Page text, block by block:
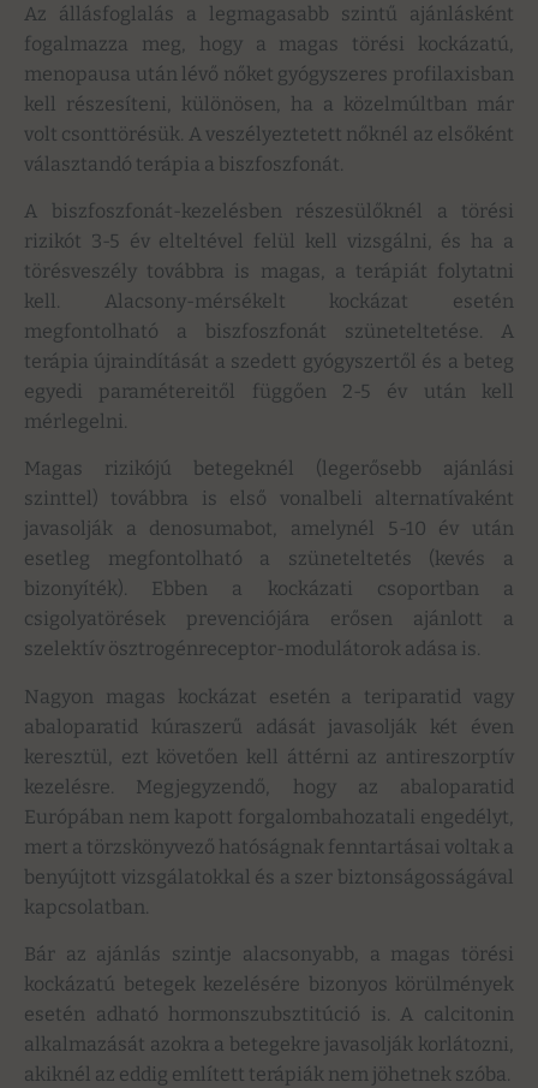
Az állásfoglalás a legmagasabb szintű ajánlásként
fogalmazza meg, hogy a magas törési kockázatú,
menopausa után lévő nőket gyógyszeres profilaxisban
kell részesíteni, különösen, ha a közelmúltban már
volt csonttörésük. A veszélyeztetett nőknél az elsőként
választandó terápia a biszfoszfonát.
A biszfoszfonát-kezelésben részesülőknél a törési
rizikót 3-5 év elteltével felül kell vizsgálni, és ha a
törésveszély továbbra is magas, a terápiát folytatni
kell. Alacsony-mérsékelt kockázat esetén
megfontolható a biszfoszfonát szüneteltetése. A
terápia újraindítását a szedett gyógyszertől és a beteg
egyedi paramétereitől függően 2-5 év után kell
mérlegelni.
Magas rizikójú betegeknél (legerősebb ajánlási
szinttel) továbbra is első vonalbeli alternatívaként
javasolják a denosumabot, amelynél 5-10 év után
esetleg megfontolható a szüneteltetés (kevés a
bizonyíték). Ebben a kockázati csoportban a
csigolyatörések prevenciójára erősen ajánlott a
szelektív ösztrogénreceptor-modulátorok adása is.
Nagyon magas kockázat esetén a teriparatid vagy
abaloparatid kúraszerű adását javasolják két éven
keresztül, ezt követően kell áttérni az antireszorptív
kezelésre. Megjegyzendő, hogy az abaloparatid
Európában nem kapott forgalombahozatali engedélyt,
mert a törzskönyvező hatóságnak fenntartásai voltak a
benyújtott vizsgálatokkal és a szer biztonságosságával
kapcsolatban.
Bár az ajánlás szintje alacsonyabb, a magas törési
kockázatú betegek kezelésére bizonyos körülmények
esetén adható hormonszubsztitúció is. A calcitonin
alkalmazását azokra a betegekre javasolják korlátozni,
akiknél az eddig említett terápiák nem jöhetnek szóba.